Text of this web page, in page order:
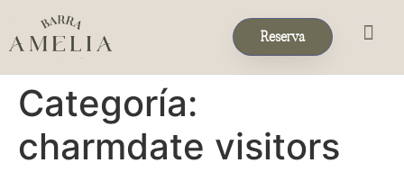
Reserva
Categoría:
charmdate visitors